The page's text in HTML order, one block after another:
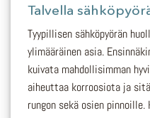
Talvella
Tyypillisen sähköpyörän
ylimääräinen asia.
kuivata mahdollisimman
aiheuttaa korroosiota ja
rungon sekä osien